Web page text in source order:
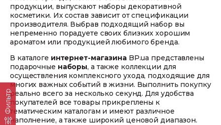
Фильтр
продукции, выпускают наборы декоративной
косметики. Их состав зависит от спецификации
производителя. Выбрав подходящий набор вы
непременно порадуете своих близких хорошим
ароматом или продукцией любимого бренда.
В каталоге интернет-магазинаBP.ua представлены
подарочные наборы, а также коллекции для
осуществления комплексного ухода, подходящие для
многих важных событий в жизни. Выполнить покупку
реально всего за несколько секунд. Для удобства
покупателей все товары прикреплены к
тематическим каталогам и имеют различное
наполнение, а также широкий ценовой диапазон.